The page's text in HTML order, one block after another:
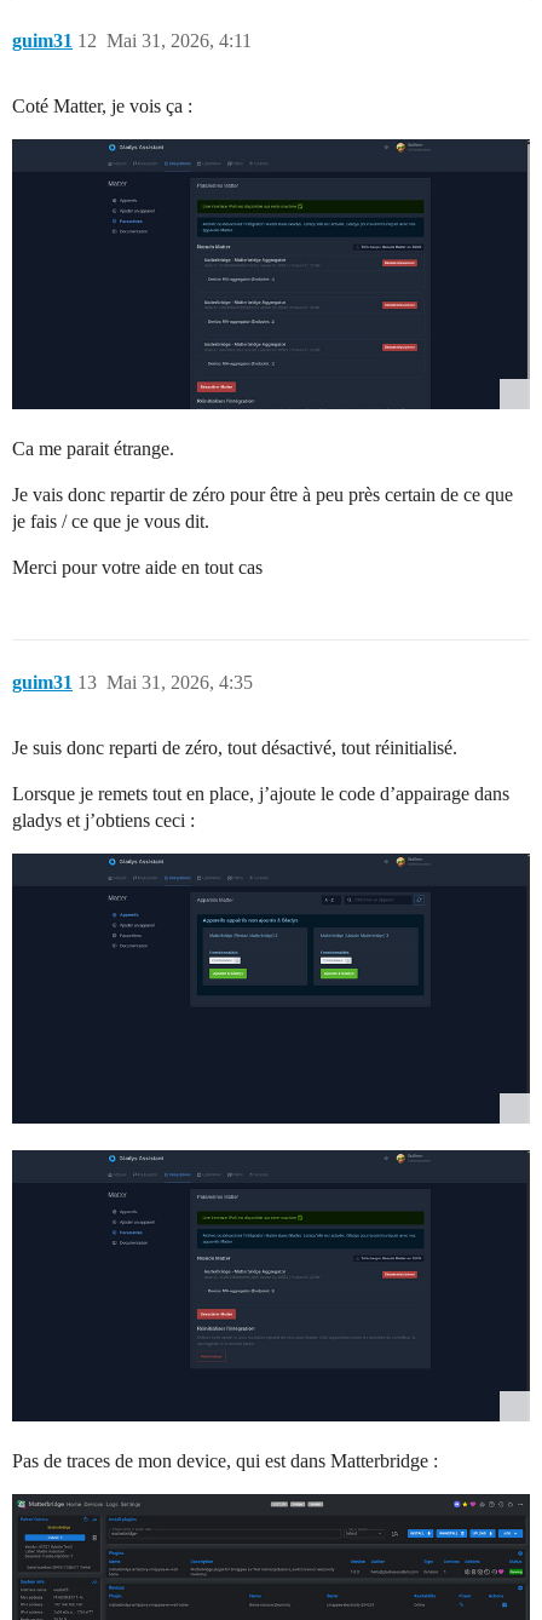
guim31 Mai 31, 2026, 4:11
12
Coté Matter, je vois ça :
Ca me parait étrange.
Je vais donc repartir de zéro pour être à peu près certain de ce que
je fais / ce que je vous dit.
Merci pour votre aide en tout cas
guim31 Mai 31, 2026, 4:35
13
Je suis donc reparti de zéro, tout désactivé, tout réinitialisé.
Lorsque je remets tout en place, j’ajoute le code d’appairage dans
gladys et j’obtiens ceci :
Pas de traces de mon device, qui est dans Matterbridge :